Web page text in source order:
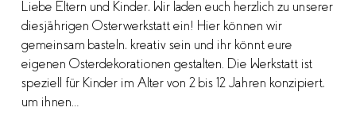
Liebe Eltern und Kinder, Wir laden euch herzlich zu unserer
diesjährigen Osterwerkstatt ein! Hier können wir
gemeinsam basteln, kreativ sein und ihr könnt eure
eigenen Osterdekorationen gestalten. Die Werkstatt ist
speziell für Kinder im Alter von 2 bis 12 Jahren konzipiert,
um ihnen…